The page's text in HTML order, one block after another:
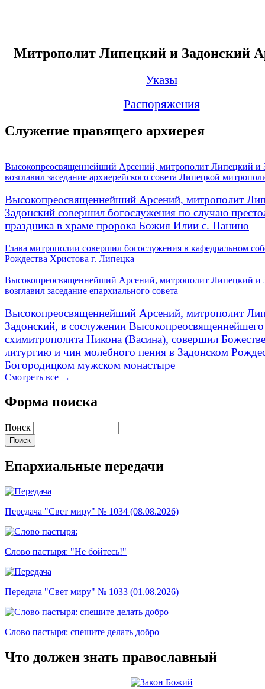
Митрополит Липецкий и Задонский
Указы
Распоряжения
Служение правящего архиерея
Высокопреосвященнейший Арсений, митрополит Липецкий и
возглавил заседание архиерейского совета Липецкой
Высокопреосвященнейший Арсений, митрополит
Задонский совершил богослужения по случаю
праздника в храме пророка Божия Илии с. Панино
Глава митрополии совершил богослужения в кафедральном
Рождества Христова г. Липецка
Высокопреосвященнейший Арсений, митрополит Липецкий и
возглавил заседание епархиального совета
Высокопреосвященнейший Арсений, митрополит
Задонский, в сослужении Высокопреосвященнейшего
схимитрополита Никона (Васина), совершил
литургию и чин молебного пения в Задонском
Богородицком мужском монастыре
Смотреть все →
Форма поиска
Поиск
Епархиальные передачи
Передача "Свет миру" № 1034 (08.08.2026)
Слово пастыря: "Не бойтесь!"
Передача "Свет миру" № 1033 (01.08.2026)
Слово пастыря: спешите делать добро
Что должен знать православный